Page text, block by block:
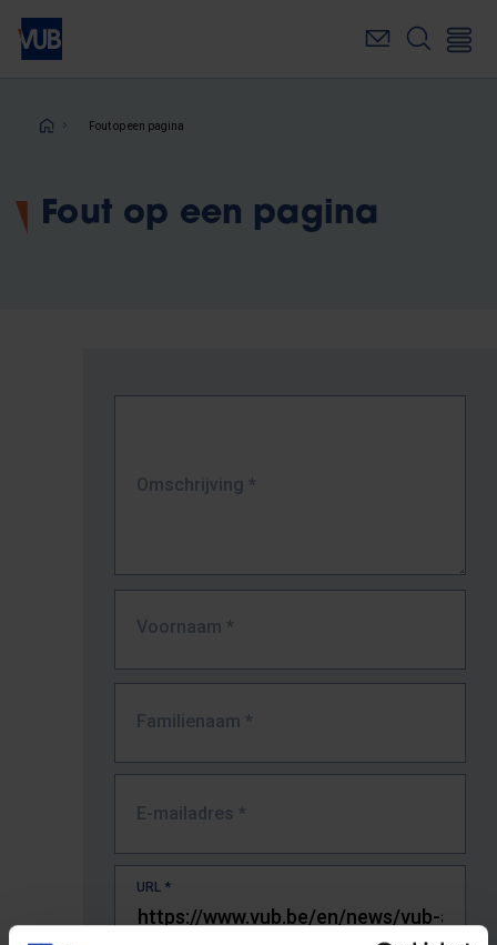
Overslaan
naar
inhoudKruimelpad
Fout op een pagina
Fout op een pagina
Omschrijving *
Voornaam *
Familienaam *
E-mailadres *
URL *